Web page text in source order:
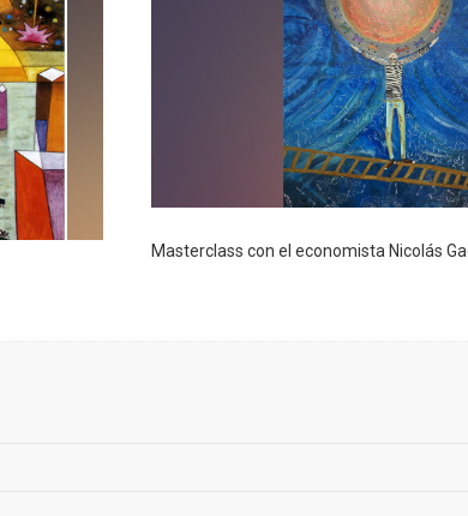
Masterclass con el economista Nicolás